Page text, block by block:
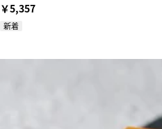
￥5,357
新着